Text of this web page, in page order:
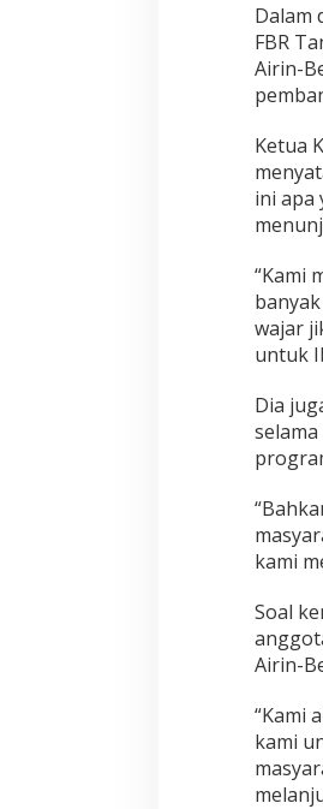
Dalam
FBR
Airin-
Ketua
ini apa
“Kami
wajar
untuk
Dia
kami
Soal
Airin-
“Kami
kami